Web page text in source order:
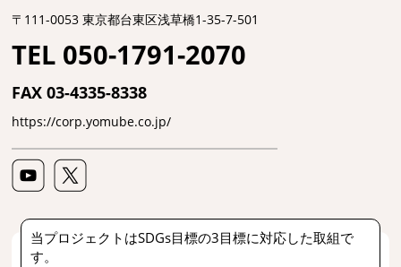
〒111-0053 東京都台東区浅草橋1-35-7-501
TEL 050-1791-2070
FAX 03-4335-8338
https://corp.yomube.co.jp/
当プロジェクトはSDGs目標の3目標に対応した取組で
す。